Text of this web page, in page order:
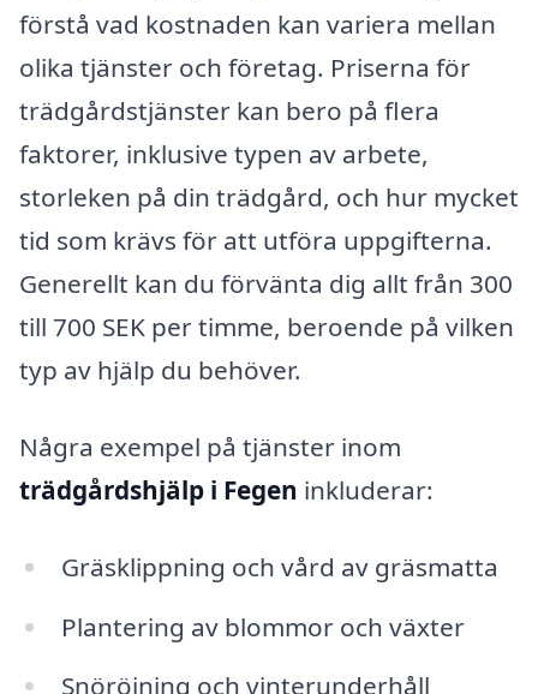
förstå vad kostnaden kan variera mellan
olika tjänster och företag. Priserna för
trädgårdstjänster kan bero på flera
faktorer, inklusive typen av arbete,
storleken på din trädgård, och hur mycket
tid som krävs för att utföra uppgifterna.
Generellt kan du förvänta dig allt från 300
till 700 SEK per timme, beroende på vilken
typ av hjälp du behöver.
Några exempel på tjänster inom
trädgårdshjälp i Fegen inkluderar:
Gräsklippning och vård av gräsmatta
Plantering av blommor och växter
Snöröjning och vinterunderhåll